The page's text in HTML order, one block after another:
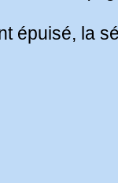
épuisé, la